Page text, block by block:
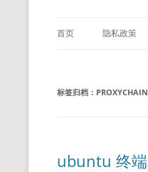
首页 隐私政策
标签归档：
ubuntu 终